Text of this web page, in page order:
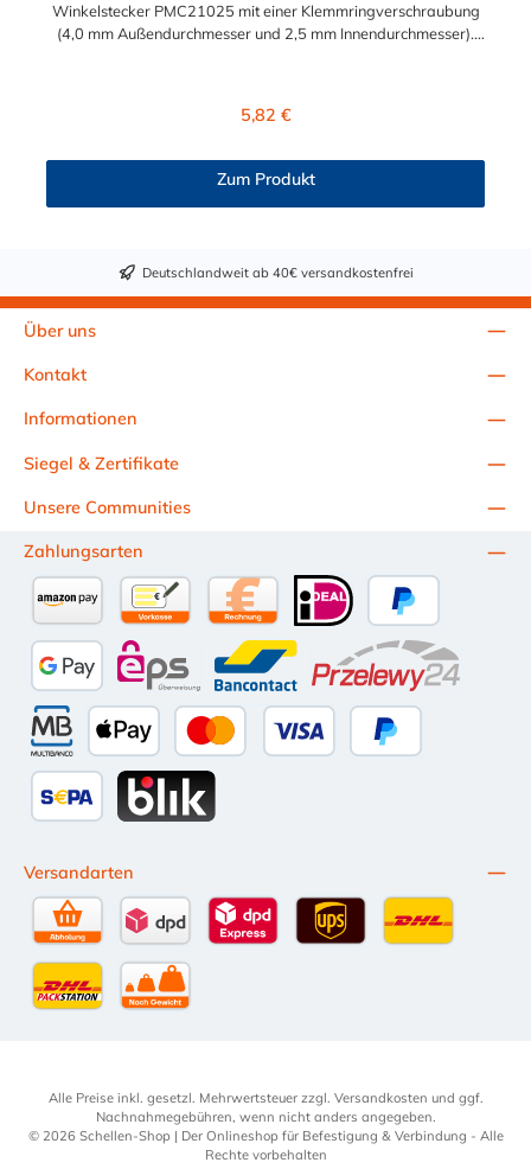
Winkelstecker PMC21025 mit einer Klemmringverschraubung
(4,0 mm Außendurchmesser und 2,5 mm Innendurchmesser).
von ≈ 7,9 mm. Sie können diesen CPC Winkelstecker mit allen
kombinieren.
Regulärer Preis:
5,82 €
Zum Produkt
Deutschlandweit ab 40€ versandkostenfrei
Über uns
Kontakt
Informationen
Unsere Communities
Siegel & Zertifikate
Zahlungsarten
PayPal
Kauf auf Rechnung (10 Tage Netto)
Google Pay eps Bancontact Przelewy24
MultibancoApple Pay
Amazon Pay Vorkasse per Überweisung
Versandarten
DPD Standardversand
Selbstabholung
Alle Preise inkl. gesetzl. Mehrwertsteuer zzgl. Versandkosten und ggf.
Nachnahmegebühren, wenn nicht anders angegeben.
© 2026 Schellen-Shop | Der Onlineshop für Befestigung & Verbindung - Alle
Rechte vorbehalten